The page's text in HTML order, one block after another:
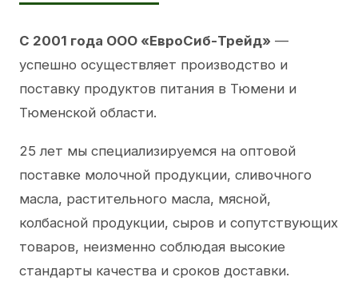
С 2001 года ООО «ЕвроСиб-Трейд» —
успешно осуществляет производство и
поставку продуктов питания в Тюмени и
Тюменской области.
25 лет мы специализируемся на оптовой
поставке молочной продукции, сливочного
масла, растительного масла, мясной,
колбасной продукции, сыров и сопутствующих
товаров, неизменно соблюдая высокие
стандарты качества и сроков доставки.